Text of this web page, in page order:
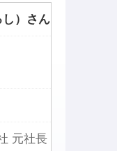
）さん
元社長